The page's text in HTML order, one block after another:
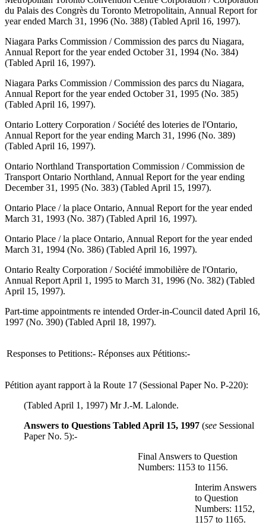
du Palais des Congrès du Toronto Metropolitain, Annual Report for
year ended March 31, 1996 (No. 388) (Tabled April 16, 1997).
Niagara Parks Commission / Commission des parcs du Niagara,
Annual Report for the year ended October 31, 1994 (No. 384)
(Tabled April 16, 1997).
Niagara Parks Commission / Commission des parcs du Niagara,
Annual Report for the year ended October 31, 1995 (No. 385)
(Tabled April 16, 1997).
Ontario Lottery Corporation / Société des loteries de l'Ontario,
Annual Report for the year ending March 31, 1996 (No. 389)
(Tabled April 16, 1997).
Ontario Northland Transportation Commission / Commission de
Transport Ontario Northland, Annual Report for the year ending
December 31, 1995 (No. 383) (Tabled April 15, 1997).
Ontario Place / la place Ontario, Annual Report for the year ended
March 31, 1993 (No. 387) (Tabled April 16, 1997).
Ontario Place / la place Ontario, Annual Report for the year ended
March 31, 1994 (No. 386) (Tabled April 16, 1997).
Ontario Realty Corporation / Société immobilière de l'Ontario,
Annual Report April 1, 1995 to March 31, 1996 (No. 382) (Tabled
April 15, 1997).
Part-time appointments re intended Order-in-Council dated April 16,
1997 (No. 390) (Tabled April 18, 1997).
Responses to Petitions:- Réponses aux Pétitions:-
Pétition ayant rapport à la Route 17 (Sessional Paper No. P-220):
(Tabled April 1, 1997) Mr J.-M. Lalonde.
Answers to Questions Tabled April 15, 1997 (see Sessional
Paper No. 5):-
Final Answers to Question
Numbers: 1153 to 1156.
Interim Answers
to Question
Numbers: 1152,
1157 to 1165.